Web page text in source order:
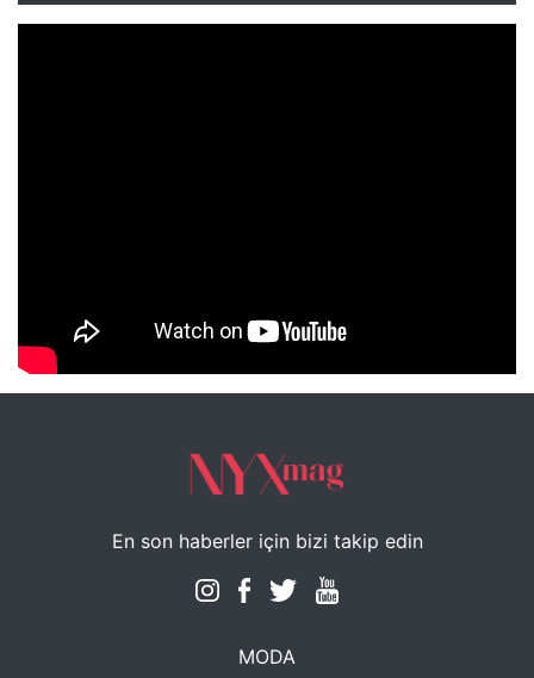
NYXmag 2. Yaş Kutlama Etkinliği
En son haberler için bizi takip edin
MODA